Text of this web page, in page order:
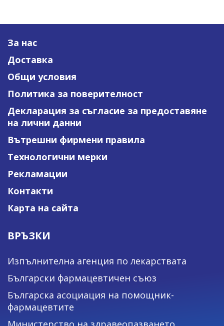
За нас
Доставка
Общи условия
Политика за поверителност
Декларация за съгласие за предоставяне
на лични данни
Вътрешни фирмени правила
Технологични мерки
Рекламации
Контакти
Карта на сайта
ВРЪЗКИ
Изпълнителна агенция по лекарствата
Български фармацевтичен съюз
Българска асоциация на помощник-
фармацевтите